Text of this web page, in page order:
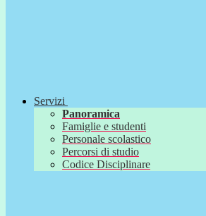
Servizi
Panoramica
Famiglie e studenti
Personale scolastico
Percorsi di studio
Codice Disciplinare